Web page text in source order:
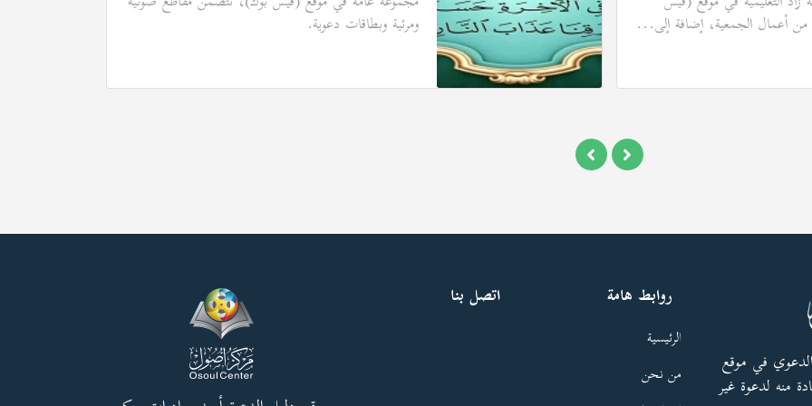
من أعمال الجمعية، إضافة إلى...
ومرئية وبطاقات دعوية.
في موقع
منه لدعوة غير
روابط هامة
الرئيسية
من نحن
اتصل بنا